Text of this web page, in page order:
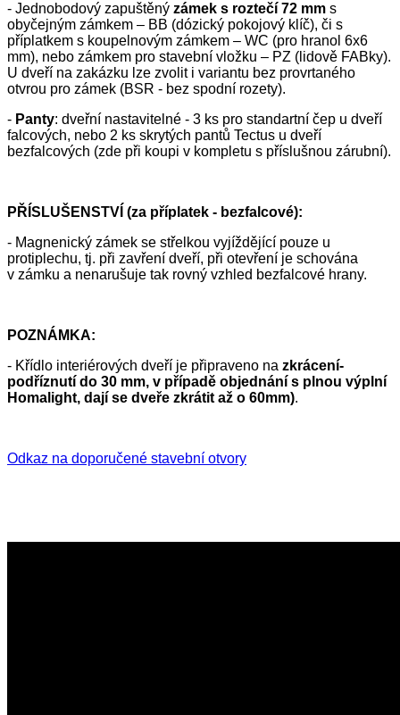
- Jednobodový zapuštěný zámek s roztečí 72 mm s
obyčejným zámkem – BB (dózický pokojový klíč), či s
příplatkem s koupelnovým zámkem – WC (pro hranol 6x6
mm), nebo zámkem pro stavební vložku – PZ (lidově FABky).
U dveří na zakázku lze zvolit i variantu bez provrtaného
otvrou pro zámek (BSR - bez spodní rozety).
- Panty: dveřní nastavitelné - 3 ks pro standartní čep u dveří
falcových, nebo 2 ks skrytých pantů Tectus u dveří
bezfalcových (zde při koupi v kompletu s příslušnou zárubní).
PŘÍSLUŠENSTVÍ (za příplatek - bezfalcové):
- Magnenický zámek se střelkou vyjíždějící pouze u
protiplechu, tj. při zavření dveří, při otevření je schována
v zámku a nenarušuje tak rovný vzhled bezfalcové hrany.
POZNÁMKA:
- Křídlo interiérových dveří je připraveno na zkrácení-
podříznutí do 30 mm, v případě objednání s plnou výplní
Homalight, dají se dveře zkrátit až o 60mm).
Odkaz na doporučené stavební otvory